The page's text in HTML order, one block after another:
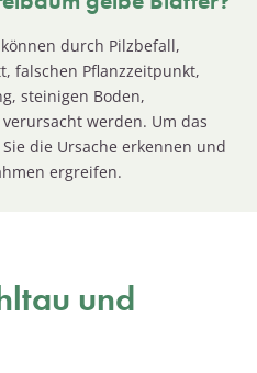
durch Pilzbefall,
falschen Pflanzzeitpunkt,
steinigen Boden,
werden. Um das
die Ursache erkennen und
ergreifen.
und